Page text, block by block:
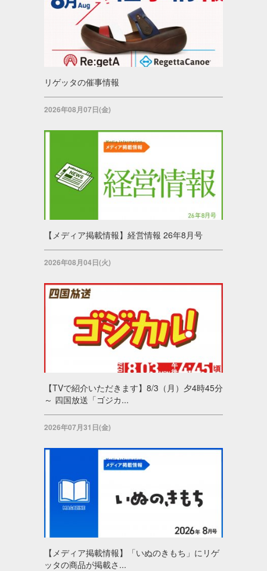
リゲッタの催事情報
2026年08月07日(金)
【メディア掲載情報】経営情報 26年8月号
2026年08月04日(火)
【TVで紹介いただきます】8/3（月）夕4時45分
～ 四国放送「ゴジカ...
2026年07月31日(金)
【メディア掲載情報】「いぬのきもち」にリゲ
ッタの商品が掲載さ...